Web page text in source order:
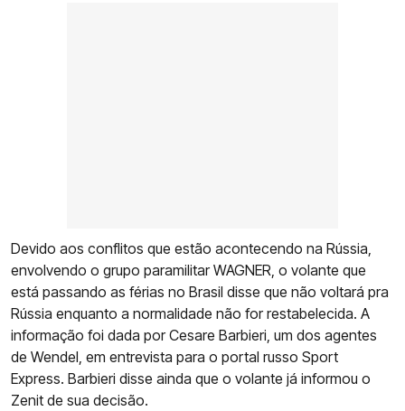
Devido aos conflitos que estão acontecendo na Rússia,
envolvendo o grupo paramilitar WAGNER, o volante que
está passando as férias no Brasil disse que não voltará pra
Rússia enquanto a normalidade não for restabelecida. A
informação foi dada por Cesare Barbieri, um dos agentes
de Wendel, em entrevista para o portal russo Sport
Express. Barbieri disse ainda que o volante já informou o
Zenit de sua decisão.